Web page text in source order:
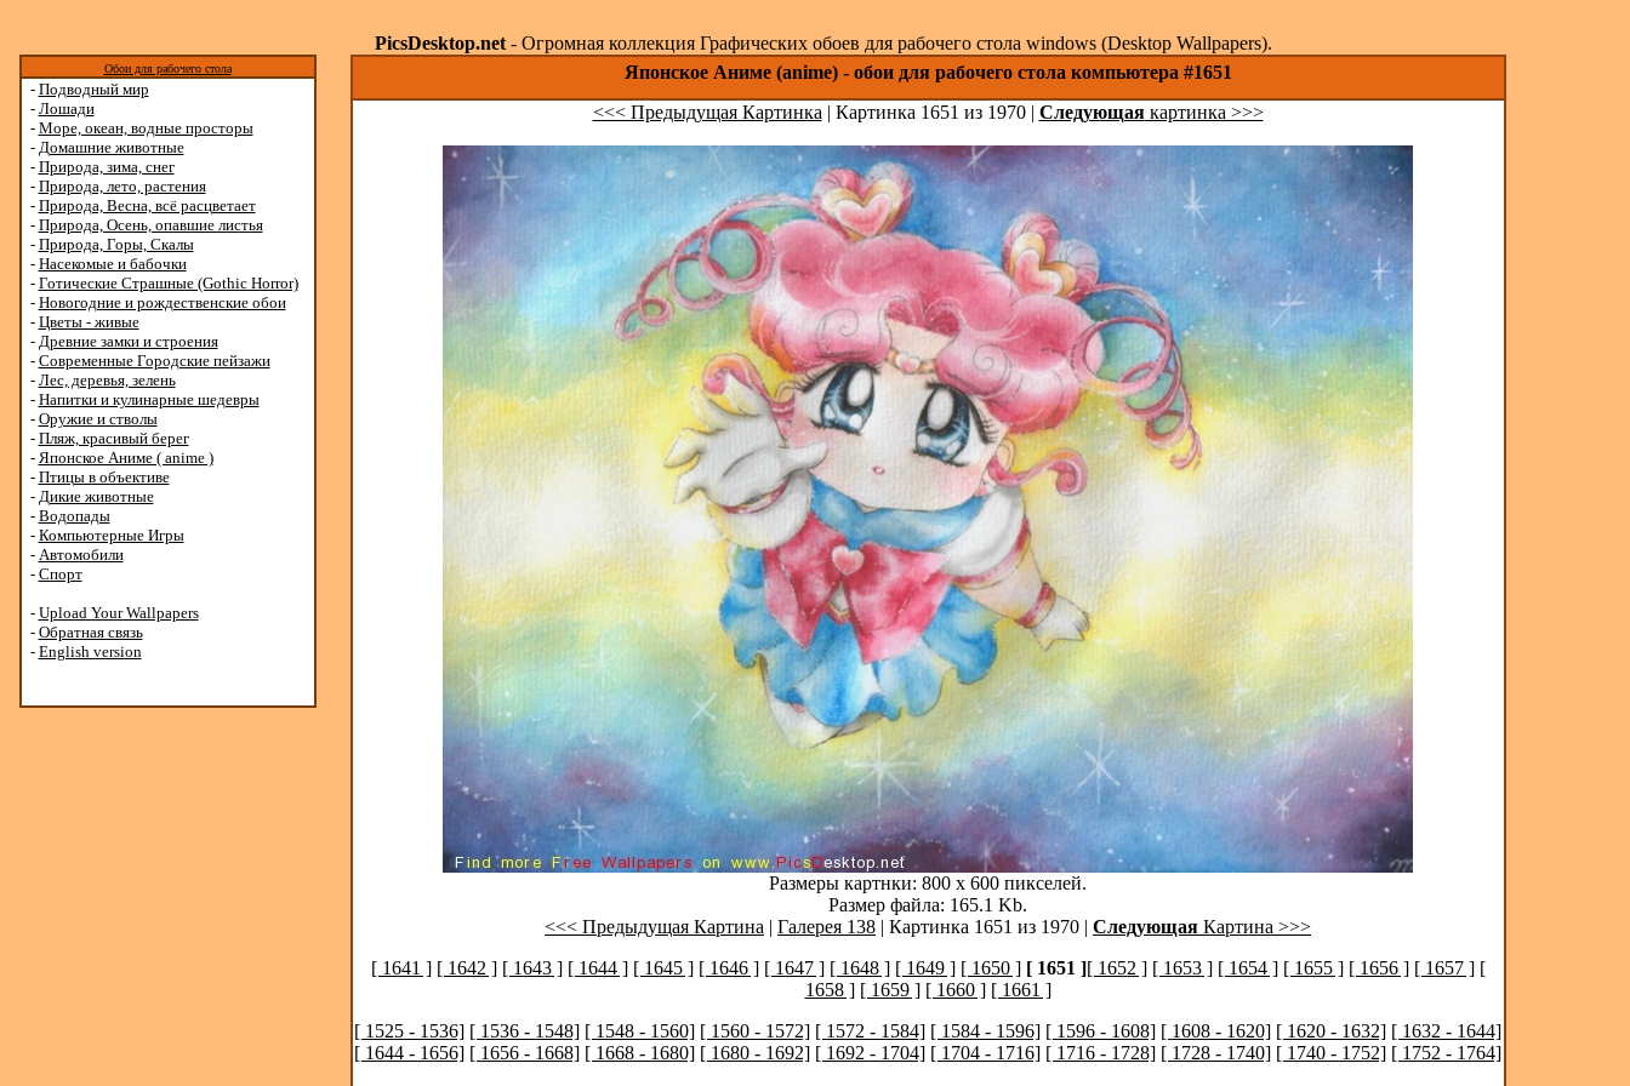
PicsDesktop.net- Огромная коллекция Графических обоев для рабочего стола windows (Desktop Wallpapers).
Обои для рабочего стола
- Подводный мир
- Лошади
- Море, океан, водные просторы
- Домашние животные
- Природа, зима, снег
- Природа, лето, растения
- Природа, Весна, всё расцветает
- Природа, Осень, опавшие листья
- Природа, Горы, Скалы
- Насекомые и бабочки
- Готические Страшные (Gothic Horror)
- Новогодние и рождественские обои
- Цветы - живые
- Древние замки и строения
- Современные Городские пейзажи
- Лес, деревья, зелень
- Напитки и кулинарные шедевры
- Оружие и стволы
- Пляж, красивый берег
- Японское Аниме ( anime )
- Птицы в объективе
- Дикие животные
- Водопады
- Компьютерные Игры
- Автомобили
- Спорт
- Upload Your Wallpapers
- Обратная связь
- English version
Японское Аниме (anime) - обои для рабочего стола компьютера #1651
<<< Предыдущая Картинка | Картинка 1651 из 1970 | Следующаякартинка >>>
Размеры картнки: 800 x 600 пикселей.
Размер файла: 165.1 Kb.
<<< Предыдущая Картина | Галерея 138 | Картинка 1651 из 1970 | Следующая Картина >>>
[ 1641 ] [ 1642 ] [ 1643 ] [ 1644 ] [ 1645 ] [ 1646 ] [ 1647 ] [ 1648 ] [ 1649 ] [ 1650 ] [ 1651 ][ 1652 ] [ 1653 ] [ 1654 ] [ 1655 ] [ 1656 ] [ 1657 ] [
1658 ] [ 1659 ] [ 1660 ] [ 1661 ]
[ 1525 - 1536] [ 1536 - 1548] [ 1548 - 1560] [ 1560 - 1572] [ 1572 - 1584] [ 1584 - 1596] [ 1596 - 1608] [ 1608 - 1620] [ 1620 - 1632] [ 1632 - 1644]
[ 1644 - 1656] [ 1656 - 1668] [ 1668 - 1680] [ 1680 - 1692] [ 1692 - 1704] [ 1704 - 1716] [ 1716 - 1728] [ 1728 - 1740] [ 1740 - 1752] [ 1752 - 1764]